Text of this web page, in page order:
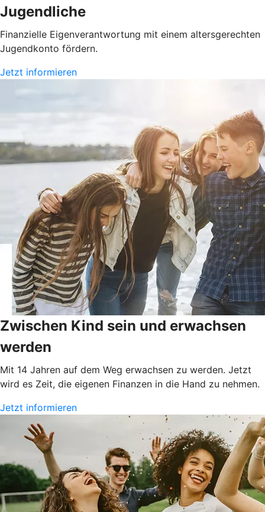
Jugendliche
Finanzielle Eigenverantwortung mit einem altersgerechten
Jugendkonto fördern.
Jetzt informieren
Zwischen Kind sein und erwachsen
werden
Mit 14 Jahren auf dem Weg erwachsen zu werden. Jetzt
wird es Zeit, die eigenen Finanzen in die Hand zu nehmen.
Jetzt informieren